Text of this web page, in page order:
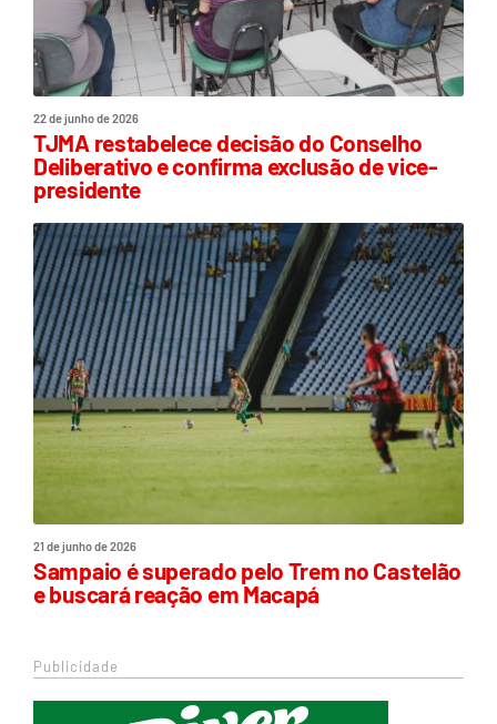
22 de junho de 2026
TJMA restabelece decisão do Conselho
Deliberativo e confirma exclusão de vice-
presidente
21 de junho de 2026
Sampaio é superado pelo Trem no Castelão
e buscará reação em Macapá
Publicidade